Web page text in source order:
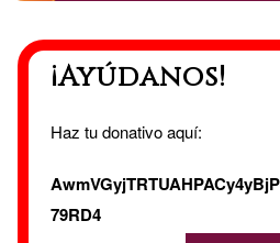
¡Ayúdanos!
Haz tu donativo aquí:
79RD4